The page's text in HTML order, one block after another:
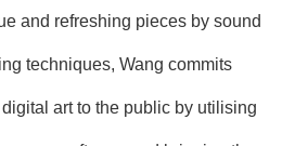
and refreshing pieces by sound
techniques, Wang commits
art to the public by utilising